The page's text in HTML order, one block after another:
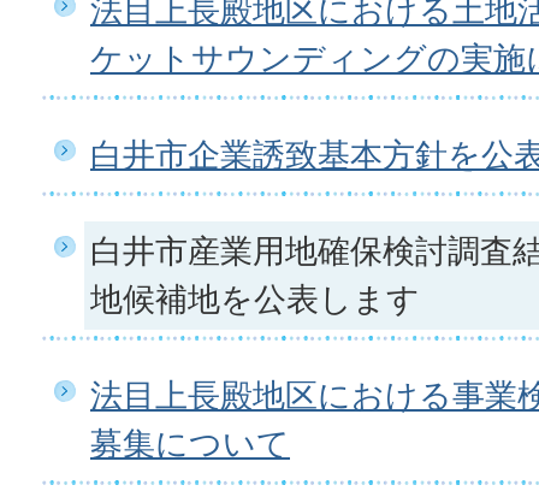
法目上長殿地区における土地
ケットサウンディングの実施
白井市企業誘致基本方針を公
白井市産業用地確保検討調査
地候補地を公表します
法目上長殿地区における事業
募集について